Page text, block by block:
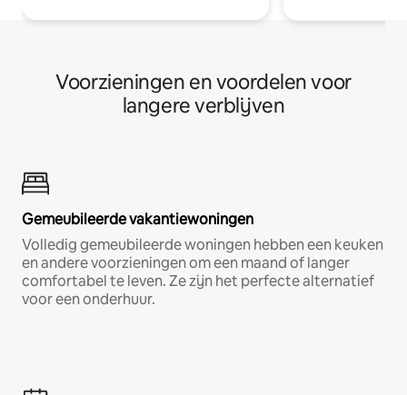
Voorzieningen en voordelen voor
langere verblijven
Gemeubileerde vakantiewoningen
Volledig gemeubileerde woningen hebben een keuken
en andere voorzieningen om een maand of langer
comfortabel te leven. Ze zijn het perfecte alternatief
voor een onderhuur.